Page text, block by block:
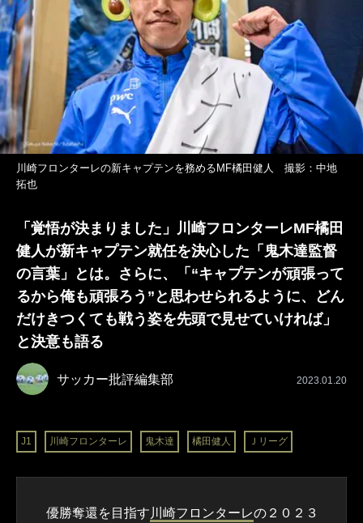
川崎フロンターレの新キャプテンを務めるMF橘田健人 撮影：中地
拓也
「覚悟が決まりました」川崎フロンターレMF橘田
健人が新キャプテン就任を決心した「鬼木達監督
の言葉」とは。さらに、「“キャプテンが頑張って
るから俺も頑張ろう”と思わせられるように、どん
だけきつくても戦う姿を先頭で見せていければ」
と決意も語る
サッカー批評編集部 2023.01.20
J1 川崎フロンターレ 鬼木達 橘田健人 Ｊリーグ
優勝奪還を目指す 川崎フロンターレの２０２３